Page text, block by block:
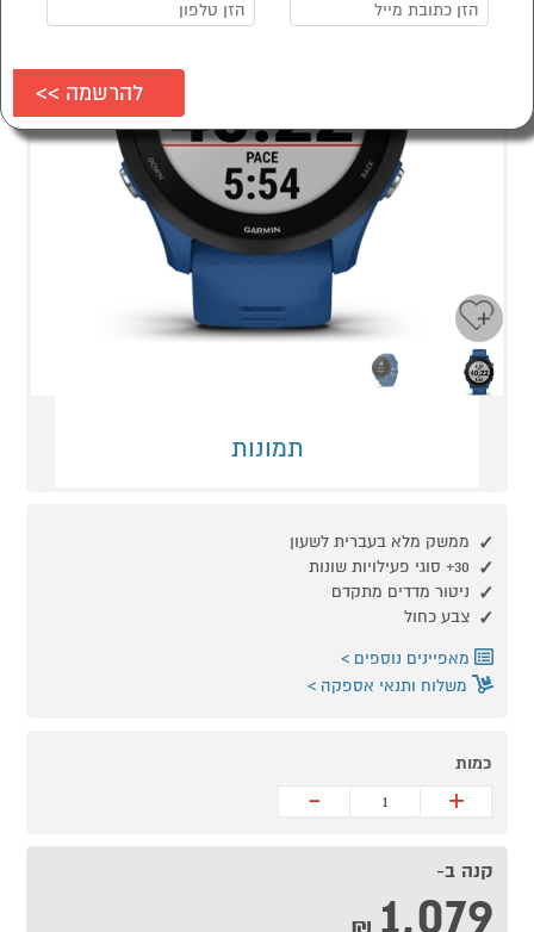
תמונות
ממשק מלא בעברית לשעון
30+ סוגי פעילויות שונות
ניטור מדדים מתקדם
צבע כחול
מאפיינים נוספים
משלוח ותנאי אספקה
כמות
+
-
קנה ב-
1,079